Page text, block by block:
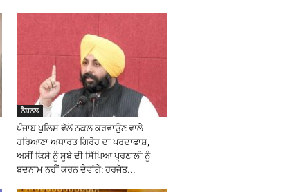
ਨੈਸ਼ਨਲ
ਪੰਜਾਬ ਪੁਲਿਸ ਵੱਲੋਂ ਨਕਲ ਕਰਵਾਉਣ ਵਾਲੇ
ਹਰਿਆਣਾ ਅਧਾਰਤ ਗਿਰੋਹ ਦਾ ਪਰਦਾਫਾਸ਼,
ਅਸੀਂ ਕਿਸੇ ਨੂੰ ਸੂਬੇ ਦੀ ਸਿੱਖਿਆ ਪ੍ਰਣਾਲੀ ਨੂੰ
ਬਦਨਾਮ ਨਹੀਂ ਕਰਨ ਦੇਵਾਂਗੇ: ਹਰਜੋਤ...